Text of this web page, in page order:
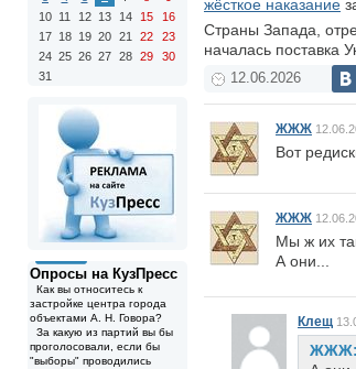
10 11 12 13 14 15
16
17 18 19 20 21 22
23
24 25 26 27 28 29
30
31
Опросы на КузПресс
Как вы относитесь к
застройке центра города
объектами А. Н. Говора?
За какую из партий вы бы
проголосовали, если бы
"выборы" проводились
жёсткое наказание
Страны Запада,
началась поставка
12.06.2026
ЖЖЖ
Вот
ЖЖЖ
Мы ж их
А они...
Клещ
ЖЖЖ: